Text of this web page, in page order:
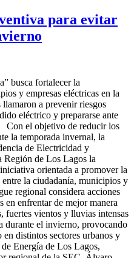
para evitar
busca fortalecer la
y empresas eléctricas en la
a prevenir riesgos
eléctrico y prepararse ante
Con el objetivo de reducir los
la temporada invernal, la
de Electricidad y
Región de Los Lagos la
orientada a promover la
la ciudadanía, municipios y
regional considera acciones
en enfrentar de mejor manera
fuertes vientos y lluvias intensas
durante el invierno, provocando
distintos sectores urbanos y
Energía de Los Lagos,